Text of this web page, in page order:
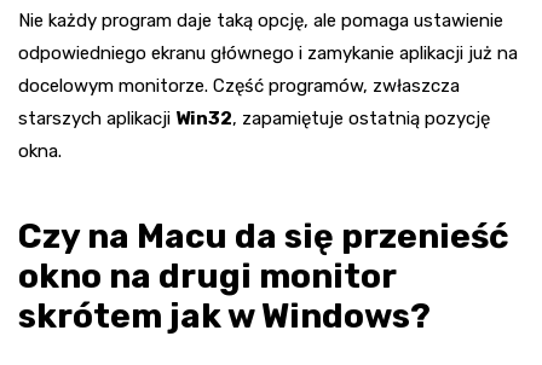
Nie każdy program daje taką opcję, ale pomaga ustawienie
odpowiedniego ekranu głównego i zamykanie aplikacji już na
docelowym monitorze. Część programów, zwłaszcza
starszych aplikacji Win32, zapamiętuje ostatnią pozycję
okna.
Czy na Macu da się przenieść
okno na drugi monitor
skrótem jak w Windows?